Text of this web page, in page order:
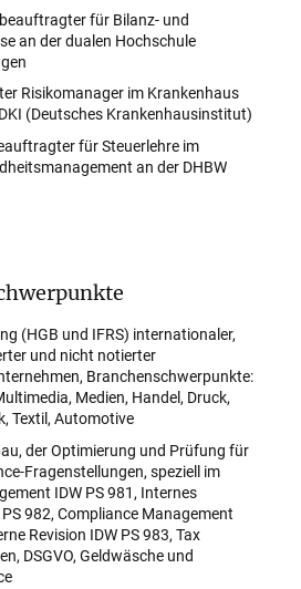
für Bilanz- und
an der dualen Hochschule
Risikomanager im Krankenhaus
(Deutsches Krankenhausinstitut)
für Steuerlehre im
an der DHBW
(HGB und IFRS) internationaler,
und nicht notierter
Branchenschwerpunkte:
Medien, Handel, Druck,
Textil, Automotive
der Optimierung und Prüfung für
Fragenstellungen, speziell im
IDW PS 981, Internes
982, Compliance Management
Revision IDW PS 983, Tax
DSGVO, Geldwäsche und